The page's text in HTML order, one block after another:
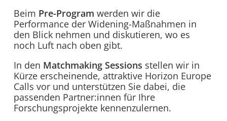
Beim Pre-Program werden wir die
Performance der Widening-Maßnahmen in
den Blick nehmen und diskutieren, wo es
noch Luft nach oben gibt.
In den Matchmaking Sessions stellen wir in
Kürze erscheinende, attraktive Horizon Europe
Calls vor und unterstützen Sie dabei, die
passenden Partner:innen für Ihre
Forschungsprojekte kennenzulernen.